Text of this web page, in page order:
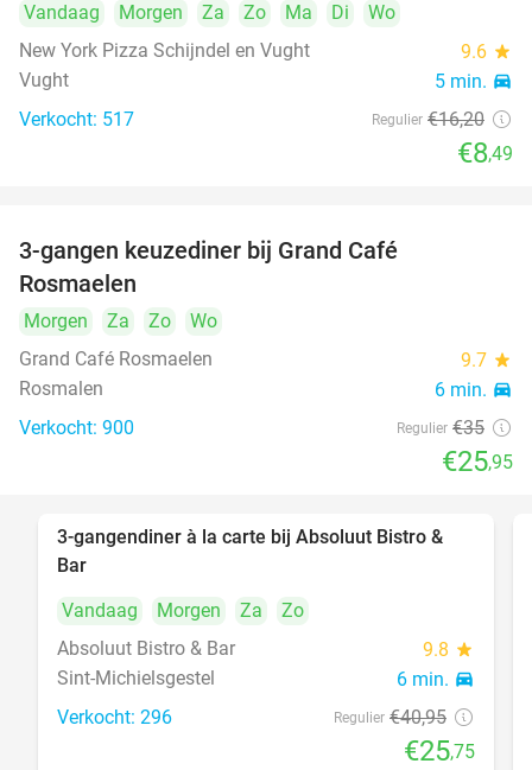
Vandaag Morgen Za Zo Ma Di
Wo
New York Pizza Schijndel en Vught
9.6 star
Vught 5 min. directions_car
Verkocht: 517 Regulier €16,20
€8,49
3-gangen keuzediner bij Grand Café
Rosmaelen
Morgen Za Zo
Wo
Grand Café Rosmaelen
9.7 star
Rosmalen 6 min. directions_car
Verkocht: 900 Regulier €35
€25,95
37%
3-gangendiner à la carte bij Absoluut Bistro &
Bar
Vandaag
Morgen Za
Zo
Absoluut Bistro & Bar
9.8 star
Sint-Michielsgestel 6 min. directions_car
Verkocht: 296 Regulier €40,95
€25,75